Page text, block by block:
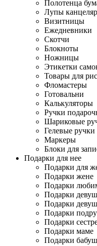
Полотенца
Лупы
Визитницы
Ежедневники
Скотчи
Блокноты
Ножницы
Этикетки
Товары для
Фломастеры
Готовальни
Калькуляторы
Ручки
Шариковые
Гелевые ручки
Маркеры
Блоки для
Подарки для нее
Подарки для
Подарки жене
Подарки
Подарки
Подарки
Подарки
Подарки
Подарки маме
Подарки